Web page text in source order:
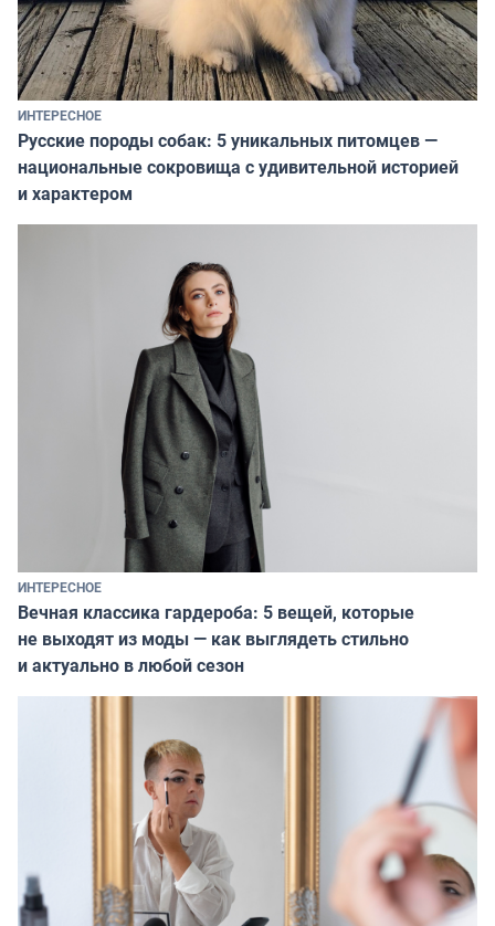
ИНТЕРЕСНОЕ
Русские породы собак: 5 уникальных питомцев —
национальные сокровища с удивительной историей
и характером
ИНТЕРЕСНОЕ
Вечная классика гардероба: 5 вещей, которые
не выходят из моды — как выглядеть стильно
и актуально в любой сезон